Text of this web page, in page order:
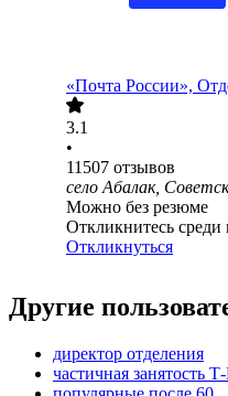
«Почта России»,
3.1
•
11507 отзывов
село Абалак,
Можно без резюме
Откликнитесь среди
Откликнуться
Другие
директор отделения
частичная занятость